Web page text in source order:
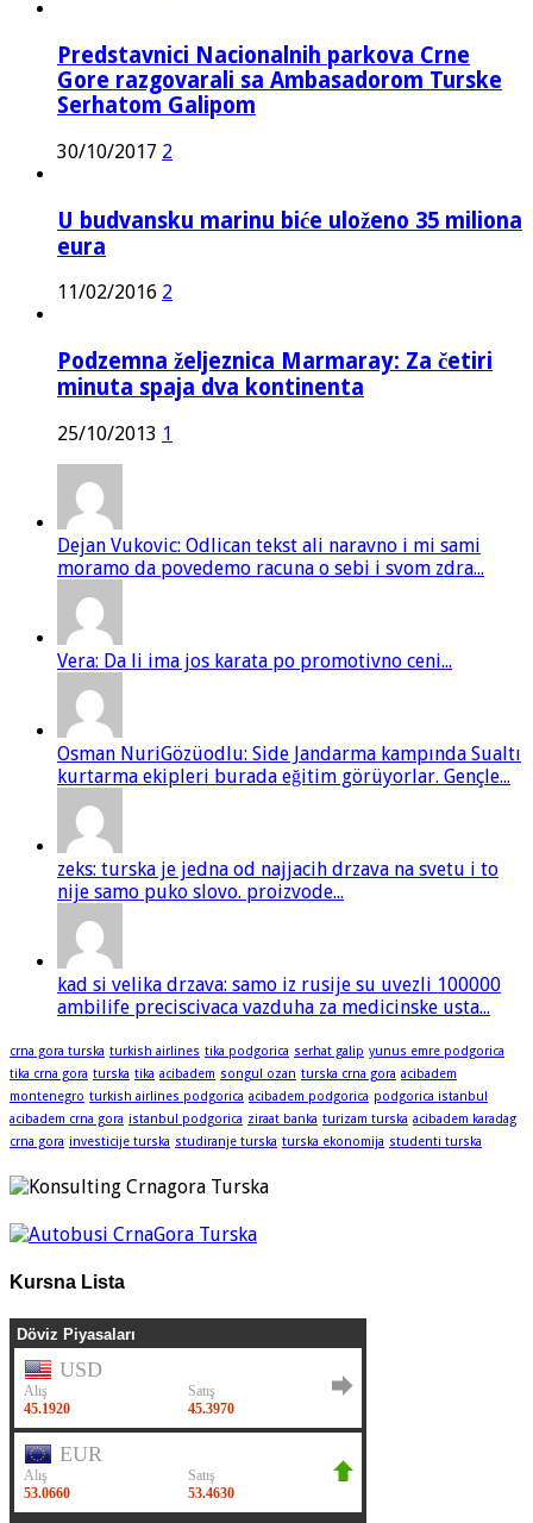
Predstavnici Nacionalnih parkova Crne
Gore razgovarali sa Ambasadorom Turske
Serhatom Galipom
30/10/2017 2
U budvansku marinu biće uloženo 35 miliona
eura
11/02/2016 2
Podzemna željeznica Marmaray: Za četiri
minuta spaja dva kontinenta
25/10/2013 1
Dejan Vukovic: Odlican tekst ali naravno i mi sami
moramo da povedemo racuna o sebi i svom zdra...
Vera: Da li ima jos karata po promotivno ceni...
Osman NuriGözüodlu: Side Jandarma kampında Sualtı
kurtarma ekipleri burada eğitim görüyorlar. Gençle...
zeks: turska je jedna od najjacih drzava na svetu i to
nije samo puko slovo. proizvode...
kad si velika drzava: samo iz rusije su uvezli 100000
ambilife preciscivaca vazduha za medicinske usta...
crna gora turska turkish airlines tika podgorica serhat galip yunus emre podgorica
tika crna gora turska tika acibadem songul ozan turska crna gora acibadem
montenegro turkish airlines podgorica acibadem podgorica podgorica istanbul
acibadem crna gora istanbul podgorica ziraat banka turizam turska acibadem karadag
crna gora investicije turska studiranje turska turska ekonomija studenti turska
Kursna Lista